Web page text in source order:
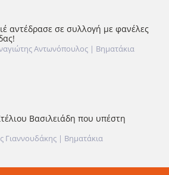
αντέδρασε σε συλλογή με φανέλες
Αντωνόπουλος | Βηματάκια
Βασιλειάδη που υπέστη
Γιαννουδάκης | Βηματάκια